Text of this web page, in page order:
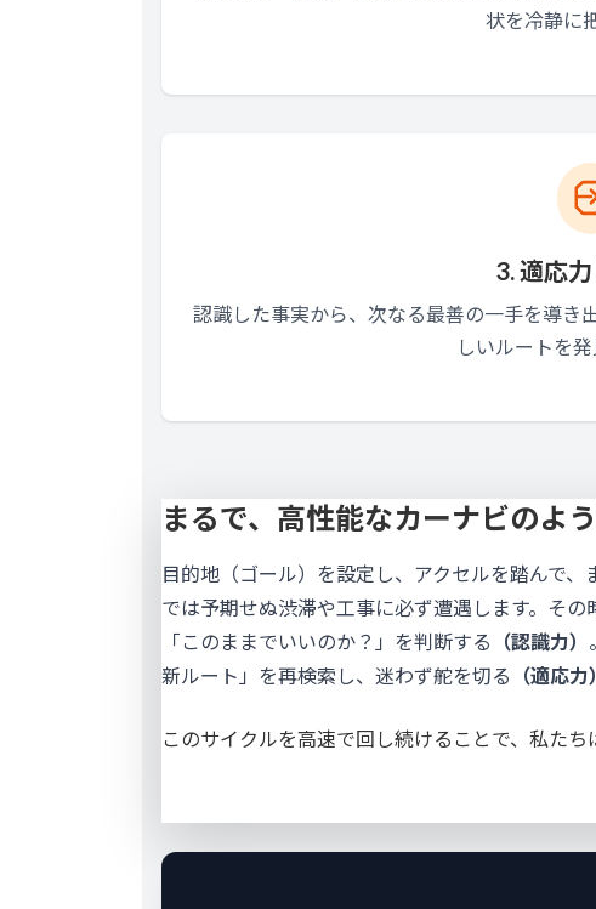
状を冷静に
3. 適応
認識した事実から、次なる最善の一手を導き
しいルートを発
まるで、高性能なカーナビのよ
目的地（ゴール）を設定し、アクセルを踏んで、
では予期せぬ渋滞や工事に必ず遭遇します。そ
「このままでいいのか？」を判断する
（認識力）
新ルート」を再検索し、迷わず舵を切る
（適応力）
このサイクルを高速で回し続けることで、私たち